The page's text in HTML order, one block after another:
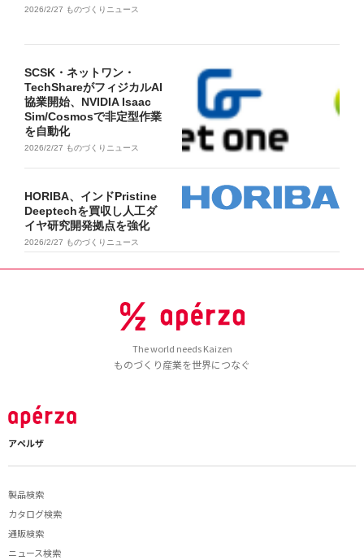
2026/2/27 ものづくりニュース
SCSK・ネットワン・
TechShareがフィジカルAI
協業開始、NVIDIA Isaac
Sim/Cosmosで非定型作業
を自動化
2026/2/27 ものづくりニュース
HORIBA、インドPristine
Deeptechを買収し人工ダ
イヤ研究開発拠点を強化
2026/2/27 ものづくりニュース
The world needs Kaizen
ものづくり産業を世界につなぐ
アペルザ
製品検索
カタログ検索
通販検索
ニュース検索